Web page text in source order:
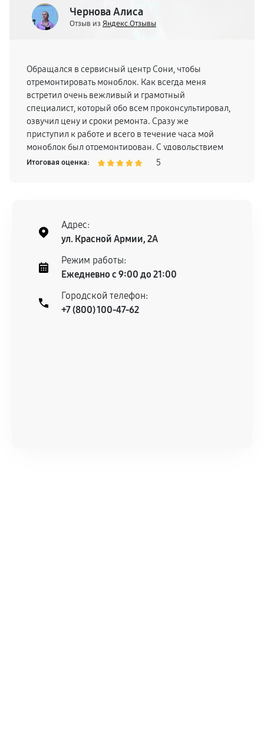
Чернова Алиса
Отзыв из Яндекс.Отзывы
Обращался в сервисный центр Сони, чтобы
отремонтировать моноблок. Как всегда меня
встретил очень вежливый и грамотный
специалист, который обо всем проконсультировал,
озвучил цену и сроки ремонта. Сразу же
приступил к работе и всего в течение часа мой
моноблок был отремонтирован. С удовольствием
рекомендую сервисный центр Sony!
Итоговая оценка: 5
Адрес:
ул. Красной Армии, 2А
Режим работы:
Ежедневно с 9:00 до 21:00
Городской телефон:
+7 (800) 100-47-62